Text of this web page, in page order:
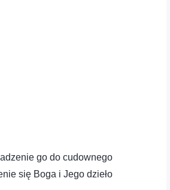
go do cudownego
się Boga i Jego dzieło